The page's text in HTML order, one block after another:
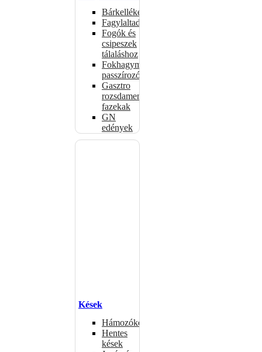
Bárkellékek
Fagylaltadagolók
Fogók és
csipeszek
tálaláshoz
Fokhagymaprések,
passzírozók
Gasztro
rozsdamentes
fazekak
GN
edények
Kések
Hámozókések
Hentes
kések